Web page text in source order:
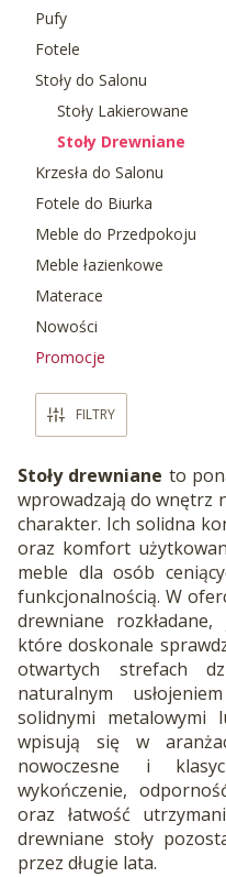
Pufy
Fotele
Stoły do Salonu
Stoły Lakierowane
Stoły Drewniane
Krzesła do Salonu
Fotele do Biurka
Meble do Przedpokoju
Meble łazienkowe
Materace
Nowości
Promocje
FILTRY
Stoły drewniane to
wprowadzają do wnętrz
charakter. Ich solidna
oraz komfort
meble dla osób
funkcjonalnością. W
drewniane
które doskonale
otwartych strefach
naturalnym
solidnymi metalowymi
wpisują się w
nowoczesne i
wykończenie,
oraz łatwość
drewniane stoły
przez długie lata.